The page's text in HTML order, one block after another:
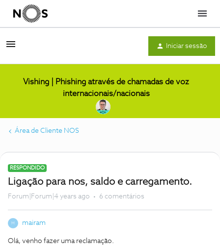
Menu
Iniciar sessão
Vishing | Phishing através de chamadas de voz
internacionais/nacionais
Área de Cliente NOS
RESPONDIDO
Ligação para nos, saldo e carregamento.
Forum|Forum|4 years ago 6 comentários
M mairam
Olá, venho fazer uma reclamação.